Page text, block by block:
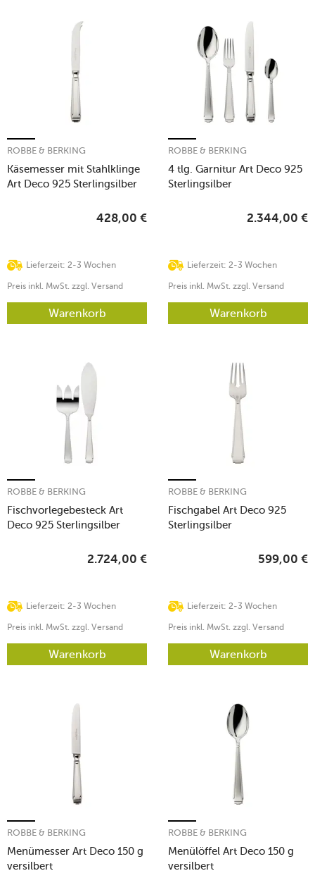
Käsemesser mit Stahlklinge
Art Deco 925 Sterlingsilber
ROBBE & BERKING
Lieferzeit: 2-3 Wochen
428,00 €
Preis inkl. MwSt. zzgl. Versand
Warenkorb
4 tlg. Garnitur Art Deco 925
Sterlingsilber
ROBBE & BERKING
Lieferzeit: 2-3 Wochen
2.344,00 €
Preis inkl. MwSt. zzgl. Versand
Warenkorb
Fischvorlegebesteck Art
Deco 925 Sterlingsilber
ROBBE & BERKING
Lieferzeit: 2-3 Wochen
2.724,00 €
Preis inkl. MwSt. zzgl. Versand
Warenkorb
Fischgabel Art Deco 925
Sterlingsilber
ROBBE & BERKING
Lieferzeit: 2-3 Wochen
599,00 €
Preis inkl. MwSt. zzgl. Versand
Warenkorb
Menümesser Art Deco 150 g
versilbert
ROBBE & BERKING
Menülöffel Art Deco 150 g
versilbert
ROBBE & BERKING